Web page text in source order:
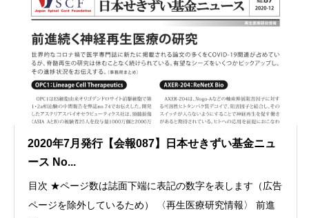
2020年7月発行【会報087】日本せきずい基金ニュ
ース No...
目次 ★ページ数は誌面下端に表記の数字を表します（広告
ページを除外しているため） 〈再生医療研究情報〉 前進